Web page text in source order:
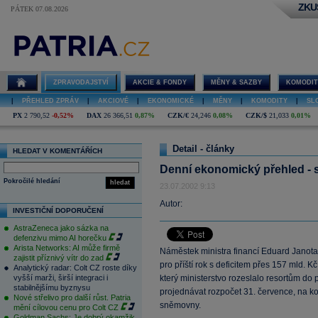
PÁTEK 07.08.2026
ZPRAVODAJSTVÍ AKCIE & FONDY MĚNY & SAZBY
PŘEHLED ZPRÁV AKCIOVÉ EKONOMICKÉ MĚNY KOMODITY
PX 2 790,52 -0,52% DAX 26 366,51 0,87% CZK/€ 24,246 0,08% CZK/$ 21,033 0,01%
HLEDAT V KOMENTÁŘÍCH
hledat
Pokročilé hledání
INVESTIČNÍ DOPORUČENÍ
AstraZeneca jako sázka na
defenzivu mimo AI horečku
Arista Networks: AI může firmě
zajistit příznivý vítr do zad
Analytický radar: Colt CZ roste díky
vyšší marži, širší integraci i
stabilnějšímu byznysu
Nové střelivo pro další růst. Patria
mění cílovou cenu pro Colt CZ
Detail - články
Denní ekonomický přehled -
23.07.2002 9:13
Autor:
Náměstek ministra financí Eduard
pro příští rok s deficitem přes 157 mld.
který ministerstvo rozeslalo resortům
projednávat rozpočet 31. července, na
sněmovny.